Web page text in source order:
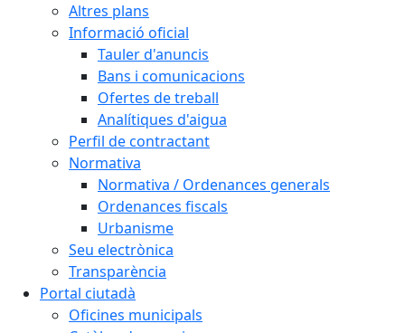
Altres plans
Informació oficial
Tauler d'anuncis
Bans i comunicacions
Ofertes de treball
Analítiques d'aigua
Perfil de contractant
Normativa
Normativa / Ordenances generals
Ordenances fiscals
Urbanisme
Seu electrònica
Transparència
Portal ciutadà
Oficines municipals